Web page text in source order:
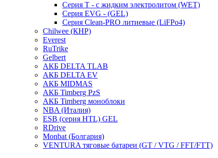
Серия T - с жидким электролитом (WET)
Серия EVG - (GEL)
Серия Clean-PRO литиевые (LiFPo4)
Chilwee (КНР)
Everest
RuTrike
Gelbert
АКБ DELTA TLAB
АКБ DELTA EV
АКБ MIDMAS
АКБ Timberg PzS
АКБ Timberg моноблоки
NBA (Италия)
ESB (серия HTL) GEL
RDrive
Monbat (Болгария)
VENTURA тяговые батареи (GT / VTG / FFT/FTT)